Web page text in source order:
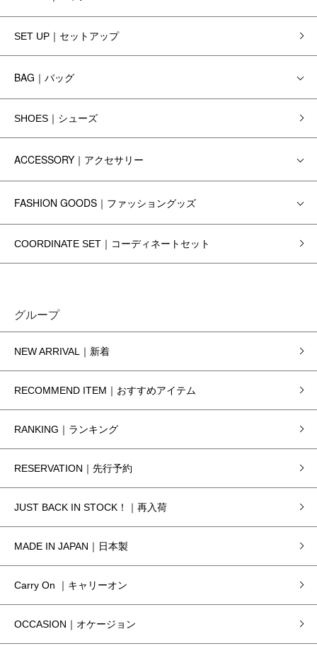
SET UP｜セットアップ
BAG｜バッグ
SHOES｜シューズ
ACCESSORY｜アクセサリー
FASHION GOODS｜ファッショングッズ
COORDINATE SET｜コーディネートセット
グループ
NEW ARRIVAL｜新着
RECOMMEND ITEM｜おすすめアイテム
RANKING｜ランキング
RESERVATION｜先行予約
JUST BACK IN STOCK！｜再入荷
MADE IN JAPAN｜日本製
Carry On ｜キャリーオン
OCCASION｜オケージョン